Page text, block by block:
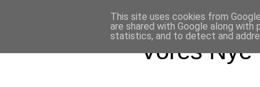
Vores Nye
This site uses cookies from
are shared with Google along
statistics, and to detect and